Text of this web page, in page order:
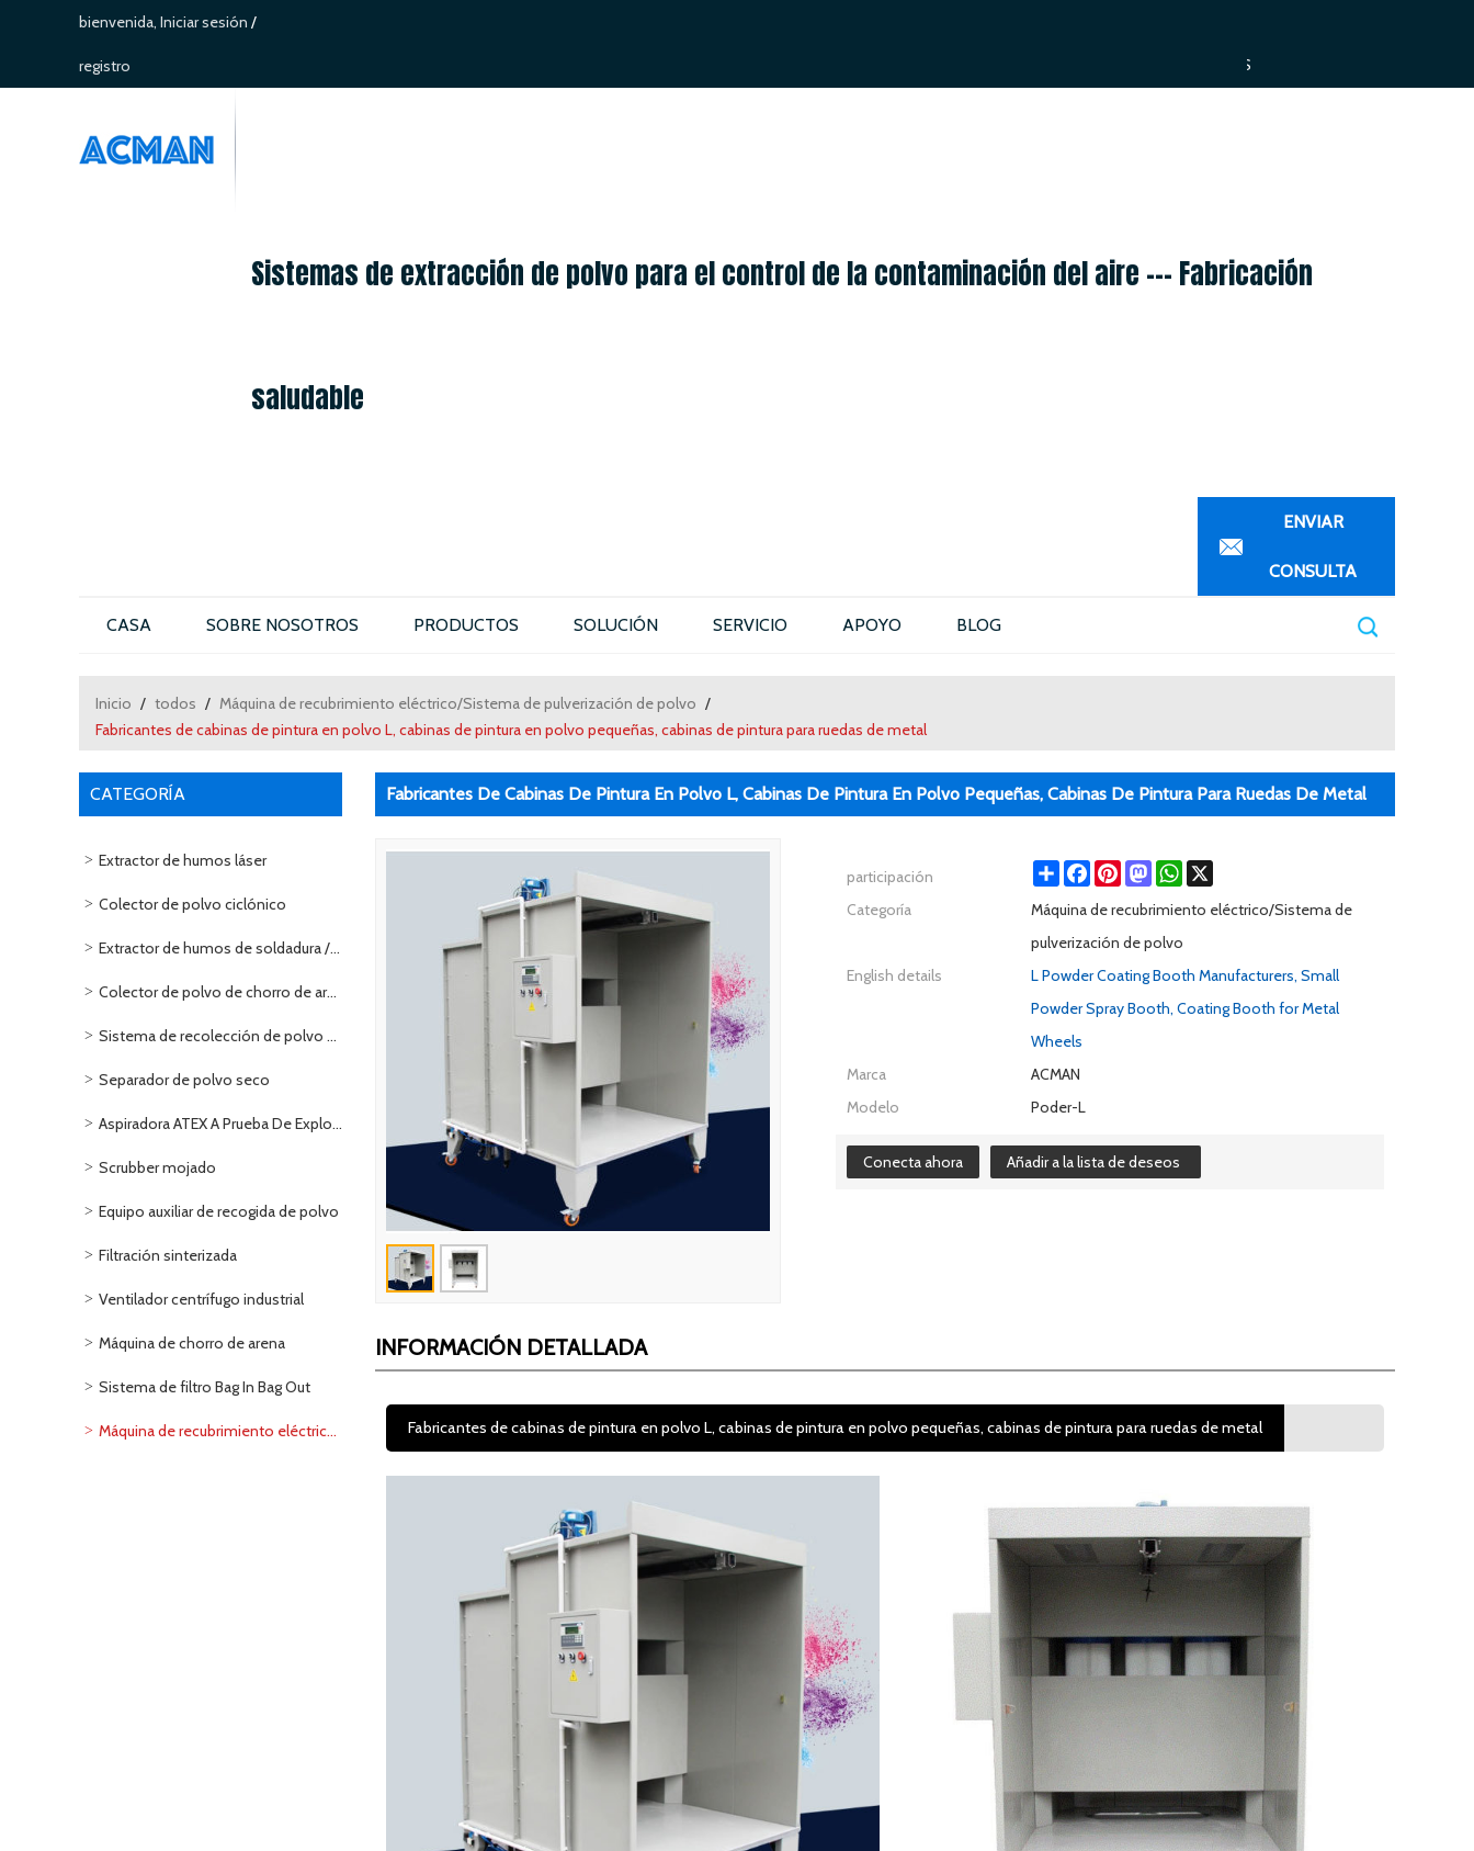
bienvenida, Iniciar sesión /
registro PORTUGUÊS
Sistemas de extracción de polvo para el control de la contaminación del aire --- Fabricación
saludable
ENVIAR
CONSULTA
CASA SOBRE NOSOTROS PRODUCTOS SOLUCIÓN SERVICIO APOYO BLOG
Inicio / todos / Máquina de recubrimiento eléctrico/Sistema de pulverización de polvo /
Fabricantes de cabinas de pintura en polvo L, cabinas de pintura en polvo pequeñas, cabinas de pintura para ruedas de metal
CATEGORÍA
Extractor de humos láser
Colector de polvo ciclónico
Extractor de humos de soldadura / soldadura
Colector de polvo de chorro de arena
Sistema de recolección de polvo de metal
Separador de polvo seco
Aspiradora ATEX A Prueba De Explosivos-Neumática
Scrubber mojado
Equipo auxiliar de recogida de polvo
Filtración sinterizada
Ventilador centrífugo industrial
Máquina de chorro de arena
Sistema de filtro Bag In Bag Out
Máquina de recubrimiento eléctrico/Sistema de pulverización de polvo
Fabricantes De Cabinas De Pintura En Polvo L, Cabinas De Pintura En Polvo Pequeñas, Cabinas De Pintura Para Ruedas De Metal
participación ShareFacebookPinterestMastodonWhatsApp
Categoría
Máquina de recubrimiento eléctrico/Sistema de
pulverización de polvo
English details
L Powder Coating Booth Manufacturers, Small
Powder Spray Booth, Coating Booth for Metal
Wheels
Marca
ACMAN
Modelo
Poder-L
Conecta ahora Añadir a la lista de deseos
INFORMACIÓN DETALLADA
Fabricantes de cabinas de pintura en polvo L, cabinas de pintura en polvo pequeñas, cabinas de pintura para ruedas de metal